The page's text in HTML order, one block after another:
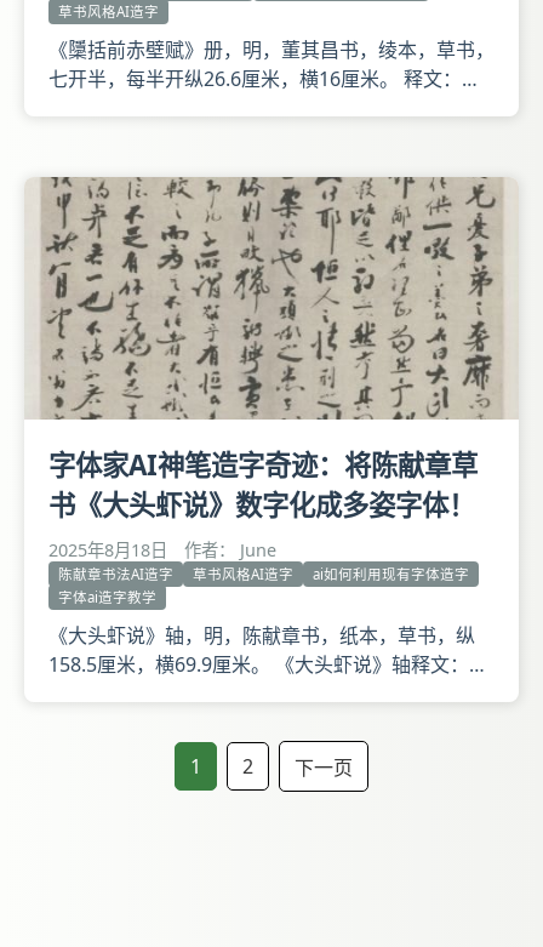
草书风格AI造字
《櫽括前赤壁赋》册，明，董其昌书，绫本，草书，
七开半，每半开纵26.6厘米，横16厘米。 释文：櫽
长，可禁诗章狼藉。蛟舞乌飞，麋游鹿变，是鱼虾肴
核。匏尊问取，孟德
字体家AI神笔造字奇迹：将陈献章草
书《大头虾说》数字化成多姿字体！
2025年8月18日 作者： June
陈献章书法AI造字 草书风格AI造字
ai如何利用现有字体造字
字体ai造字教学
《大头虾说》轴，明，陈献章书，纸本，草书，纵
158.5厘米，横69.9厘米。 《大头虾说》轴释文：客
挺腹瞪目，首大于身，集数百尾烹之而未能供一啜之
羹者，名曰大头虾。甘美不足，丰乎外，馁乎中，如
1 2 下一页